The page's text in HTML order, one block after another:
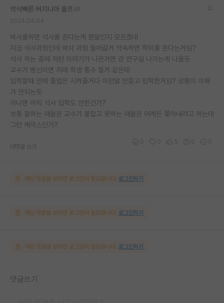
약삭빠른 버지니아 울프
박사를하면 석사를 준다는게 뭔말인지 모르겠네
지금 석사과정인데 박사 과정 들어갈거 약속하면 학위를 준다는거임?
석사 하는 중에 저런 이야기가 나온거면 걍 연구실 나가는게 나을듯
교수가 병신이면 저래 학생 통수 칠거 같은데
입학할때 언제 졸업은 시켜줄거다 이런말 안듣고 입학한거임? 상황이 이해
가 안되는듯
아니면 아직 석사 입학도 안한건가?
보통 잘하는 애들은 교수가 붙잡고 못하는 애들은 어케든 쫒아내려고 하는데
그런 케이스인가?
대댓글 쓰기
해당 댓글을 보려면 로그인이 필요합니다. 로그인하기
해당 댓글을 보려면 로그인이 필요합니다. 로그인하기
해당 댓글을 보려면 로그인이 필요합니다. 로그인하기
댓글쓰기